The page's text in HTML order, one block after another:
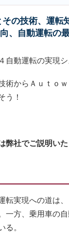
の技術、運
、自動運転の
自動運転の実現
術からＡｕｔｏ
う！
弊社でご説明い
実現への道は
一方、乗用車の
る。